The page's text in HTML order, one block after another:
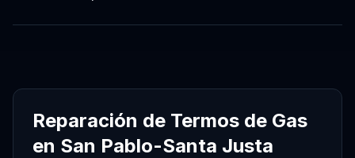
Reparación de Termos de Gas
en San Pablo-Santa Justa